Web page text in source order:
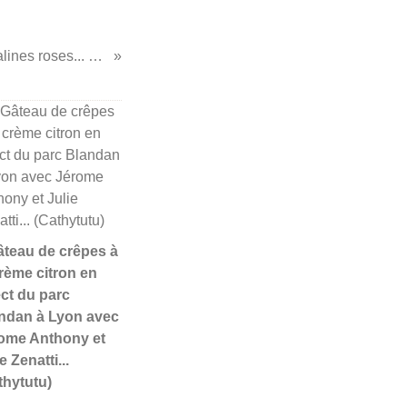
...Crêpes à la crème de pralines roses... (Paul Bocuse/Cathytutu)
de crêpes à
citron en
du parc
à Lyon avec
Anthony et
Zenatti...